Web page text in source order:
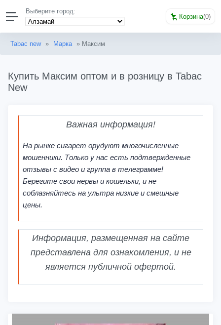
Выберите город:
Корзина(0)
Tabac new » Марка » Максим
Купить Максим оптом и в розницу в Tabac
New
Важная информация!
На рынке сигарет орудуют многочисленные
мошенники. Только у нас есть подтвержденные
отзывы с видео и группа в телеграмме!
Берегите свои нервы и кошельки, и не
соблазняйтесь на ультра низкие и смешные
цены.
Информация, размещенная на сайте
представлена для ознакомления, и не
является публичной офертой.